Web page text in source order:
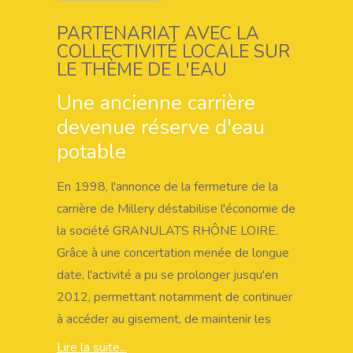
contribution à la biodiversité ».
PARTENARIAT AVEC LA
COLLECTIVITÉ LOCALE SUR
LE THÈME DE L'EAU
Une ancienne carrière
devenue réserve d'eau
potable
En 1998, l'annonce de la fermeture de la
carrière de Millery déstabilise l'économie de
la société GRANULATS RHÔNE LOIRE.
Grâce à une concertation menée de longue
date, l'activité a pu se prolonger jusqu'en
2012, permettant notamment de continuer
à accéder au gisement, de maintenir les
emplois et de mettre au point un nouveau
Lire la suite...